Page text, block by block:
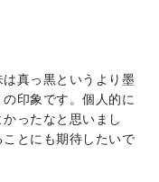
真っ黒というより墨
印象です。個人的に
ったなと思いまし
とにも期待したいで